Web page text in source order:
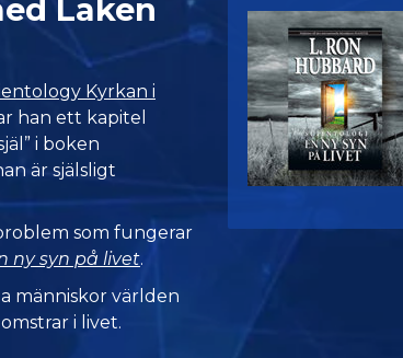
Laken
Kyrkan i
han ett kapitel
i boken
är själsligt
som fungerar
ny syn på livet.
människor världen
i livet.